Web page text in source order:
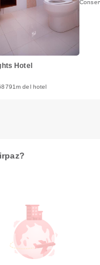
Hotel
del hotel